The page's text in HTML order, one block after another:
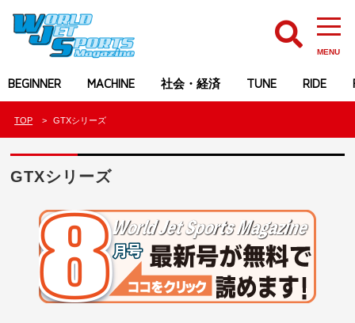
MENU
BEGINNER MACHINE 社会・経済 TUNE RIDE
TOP GTXシリーズ
GTXシリーズ